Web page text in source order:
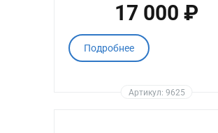
17 000 ₽
Подробнее
Артикул: 9625